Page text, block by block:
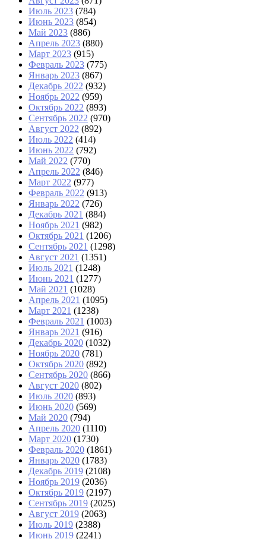
Июль 2023 (784)
Июнь 2023 (854)
Май 2023 (886)
Апрель 2023 (880)
Март 2023 (915)
Февраль 2023 (775)
Январь 2023 (867)
Декабрь 2022 (932)
Ноябрь 2022 (959)
Октябрь 2022 (893)
Сентябрь 2022 (970)
Август 2022 (892)
Июль 2022 (414)
Июнь 2022 (792)
Май 2022 (770)
Апрель 2022 (846)
Март 2022 (977)
Февраль 2022 (913)
Январь 2022 (726)
Декабрь 2021 (884)
Ноябрь 2021 (982)
Октябрь 2021 (1206)
Сентябрь 2021 (1298)
Август 2021 (1351)
Июль 2021 (1248)
Июнь 2021 (1277)
Май 2021 (1028)
Апрель 2021 (1095)
Март 2021 (1238)
Февраль 2021 (1003)
Январь 2021 (916)
Декабрь 2020 (1032)
Ноябрь 2020 (781)
Октябрь 2020 (892)
Сентябрь 2020 (866)
Август 2020 (802)
Июль 2020 (893)
Июнь 2020 (569)
Май 2020 (794)
Апрель 2020 (1110)
Март 2020 (1730)
Февраль 2020 (1861)
Январь 2020 (1783)
Декабрь 2019 (2108)
Ноябрь 2019 (2036)
Октябрь 2019 (2197)
Сентябрь 2019 (2025)
Август 2019 (2063)
Июль 2019 (2388)
Июнь 2019 (2241)